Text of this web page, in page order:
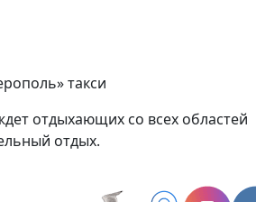
такси
отдыхающих со всех областей
отдых.